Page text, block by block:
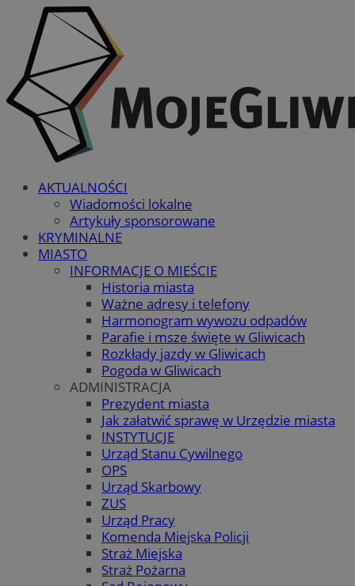
AKTUALNOŚCI
Wiadomości lokalne
Artykuły sponsorowane
KRYMINALNE
MIASTO
INFORMACJE O MIEŚCIE
Historia miasta
Ważne adresy i telefony
Harmonogram wywozu odpadów
Parafie i msze święte w Gliwicach
Rozkłady jazdy w Gliwicach
Pogoda w Gliwicach
ADMINISTRACJA
Prezydent miasta
Jak załatwić sprawę w Urzędzie miasta
INSTYTUCJE
Urząd Stanu Cywilnego
OPS
Urząd Skarbowy
ZUS
Urząd Pracy
Komenda Miejska Policji
Straż Miejska
Straż Pożarna